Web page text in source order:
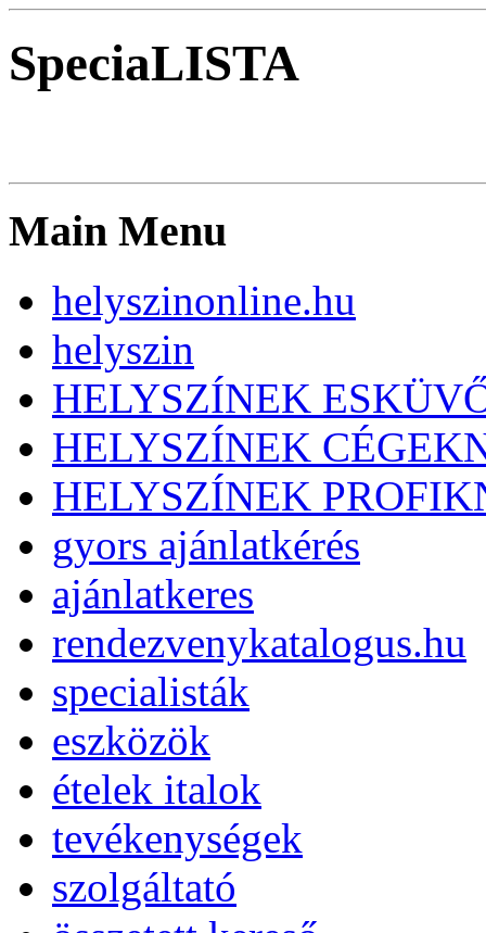
SpeciaLISTA
Main Menu
helyszinonline.hu
helyszin
HELYSZÍNEK
HELYSZÍNEK
HELYSZÍNEK
gyors ajánlatkérés
ajánlatkeres
rendezvenykatalogus.hu
specialisták
eszközök
ételek italok
tevékenységek
szolgáltató